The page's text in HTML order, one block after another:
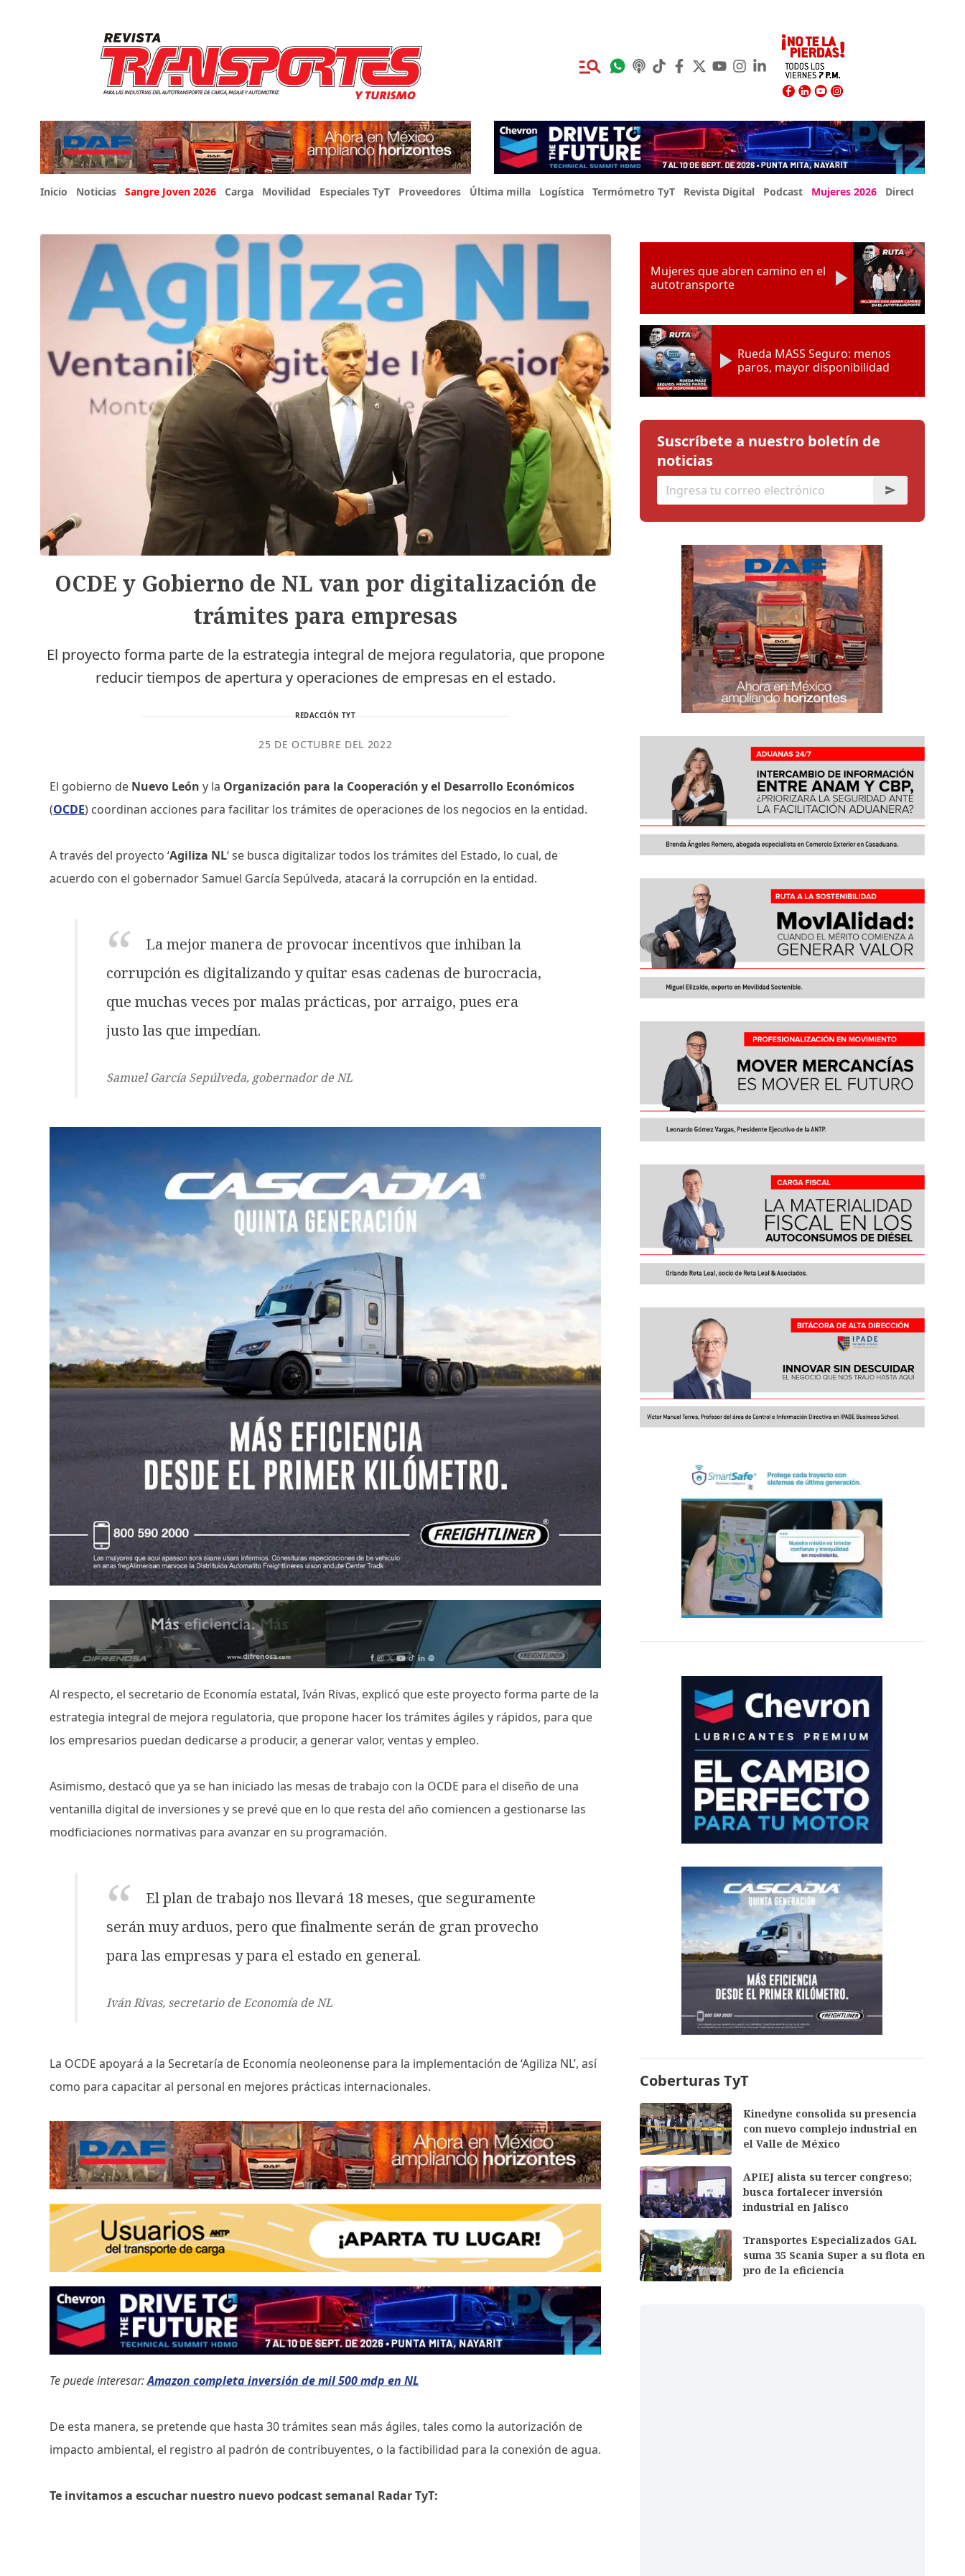
Inicio Noticias Sangre Joven 2026 Carga Movilidad Especiales TyT Proveedores Última milla Logística Termómetro TyT Revista Digital Podcast Mujeres 2026 Directorio Expo
OCDE y Gobierno de NL van por digitalización de
trámites para empresas
El proyecto forma parte de la estrategia integral de mejora regulatoria, que propone
reducir tiempos de apertura y operaciones de empresas en el estado.
REDACCIÓN TYT
25 DE OCTUBRE DEL 2022
El gobierno de Nuevo Leóny la Organización para la Cooperación y el Desarrollo Económicos
(OCDE) coordinan acciones para facilitar los trámites de operaciones de los negocios en la entidad.
A través del proyecto ‘Agiliza NL‘ se busca digitalizar todos los trámites del Estado, lo cual, de
acuerdo con el gobernador Samuel García Sepúlveda, atacará la corrupción en la entidad.
La mejor manera de provocar incentivos que inhiban la
corrupción es digitalizando y quitar esas cadenas de burocracia,
que muchas veces por malas prácticas, por arraigo, pues era
justo las que impedían.
Samuel García Sepúlveda, gobernador de NL
Al respecto, el secretario de Economía estatal, Iván Rivas, explicó que este proyecto forma parte de la
estrategia integral de mejora regulatoria, que propone hacer los trámites ágiles y rápidos, para que
los empresarios puedan dedicarse a producir, a generar valor, ventas y empleo.
Asimismo, destacó que ya se han iniciado las mesas de trabajo con la OCDE para el diseño de una
ventanilla digital de inversiones y se prevé que en lo que resta del año comiencen a gestionarse las
modficiaciones normativas para avanzar en su programación.
El plan de trabajo nos llevará 18 meses, que seguramente
serán muy arduos, pero que finalmente serán de gran provecho
para las empresas y para el estado en general.
Iván Rivas, secretario de Economía de NL
La OCDE apoyará a la Secretaría de Economía neoleonense para la implementación de ‘Agiliza NL’, así
como para capacitar al personal en mejores prácticas internacionales.
Te puede interesar:Amazon completa inversión de mil 500 mdp en NL
De esta manera, se pretende que hasta 30 trámites sean más ágiles, tales como la autorización de
impacto ambiental, el registro al padrón de contribuyentes, o la factibilidad para la conexión de agua.
Te invitamos a escuchar nuestro nuevo podcast semanal Radar TyT:
Mujeres que abren camino en el
autotransporte
Rueda MASS Seguro: menos
paros, mayor disponibilidad
Suscríbete a nuestro boletín de
noticias
Coberturas TyT
Kinedyne consolida su presencia
con nuevo complejo industrial en
el Valle de México
APIEJ alista su tercer congreso;
busca fortalecer inversión
industrial en Jalisco
Transportes Especializados GAL
suma 35 Scania Super a su flota en
pro de la eficiencia